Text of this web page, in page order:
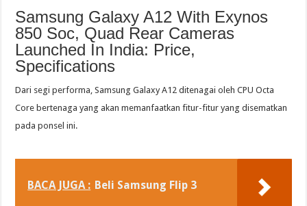
Samsung Galaxy A12 With Exynos
850 Soc, Quad Rear Cameras
Launched In India: Price,
Specifications
Dari segi performa, Samsung Galaxy A12 ditenagai oleh CPU Octa
Core bertenaga yang akan memanfaatkan fitur-fitur yang disematkan
pada ponsel ini.
BACA JUGA : Beli Samsung Flip 3